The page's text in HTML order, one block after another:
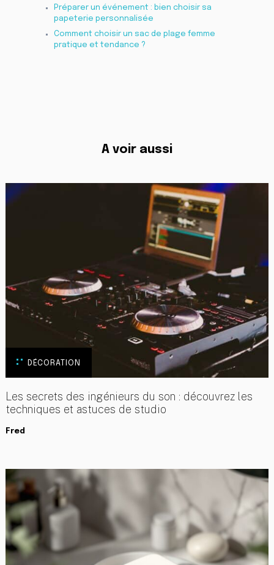
Préparer un événement : bien choisir sa
papeterie personnalisée
Comment choisir un sac de plage femme
pratique et tendance ?
A voir aussi
DÉCORATION
Les secrets des ingénieurs du son : découvrez les
techniques et astuces de studio
Fred